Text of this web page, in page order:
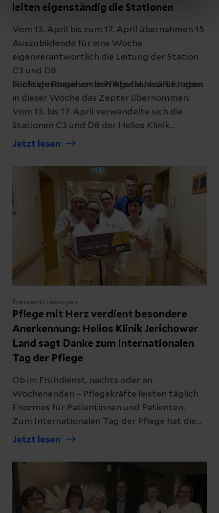
leiten eigenständig die Stationen
Vom 13. April bis zum 17. April übernahmen 15
Auszubildende für eine Woche
eigenverantwortlich die Leitung der Station
C3 und D8
wichtige Phase vor den Abschlussprüfungen
Fünfzehn angehende Pflegefachkräfte haben
in dieser Woche das Zepter übernommen:
Vom 13. bis 17. April verwandelte sich die
Stationen C3 und D8 der Helios Klinik
Jerichower Land in zwei „Schülerstationen“.
Auszubildenden leiten den gesamten
Stationsalltag eigenverantwortlich der
Stationen – ein entscheidender Meilenstein
vor den anstehenden Abschlussprüfungen im
Jetzt lesen
Pressemitteilungen
Pflege mit Herz verdient besondere
Anerkennung: Helios Klinik Jerichower
Land sagt Danke zum Internationalen
Tag der Pflege
Ob im Frühdienst, nachts oder an
Wochenenden – Pflegekräfte leisten täglich
Enormes für Patientinnen und Patienten.
Zum Internationalen Tag der Pflege hat die
Helios Klinik Jerichower Land deshalb ihrer
bereitet.
Jetzt lesen